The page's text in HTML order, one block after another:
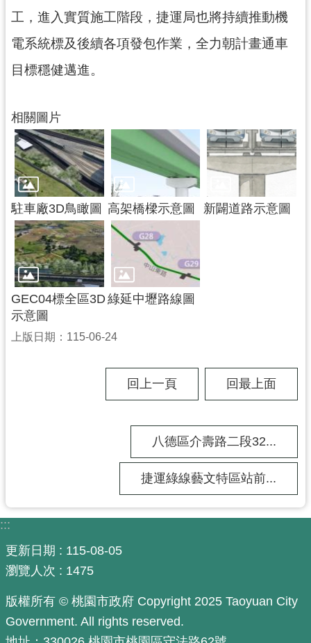
通
訊
首
頁
網
站
導
覽
市
政
信
箱
桃
園
策
網
站
安
全
政
策
工，進入實質施工階段，捷運局也將持續推動機
電系統標及後續各項發包作業，全力朝計畫通車
目標穩健邁進。
相關圖片
駐車廠3D鳥瞰圖 高架橋樑示意圖 新闢道路示意圖
GEC04標全區3D
示意圖
綠延中壢路線圖
上版日期：115-06-24
回上一頁 回最上面
八德區介壽路二段32...
捷運綠線藝文特區站前...
:::
更新日期
115-08-05
瀏覽人次
1475
版權所有 © 桃園市政府 Copyright 2025 Taoyuan City
Government. All rights reserved.